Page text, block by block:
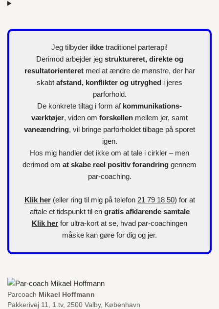
Jeg tilbyder ikke traditionel parterapi!
Derimod arbejder jeg struktureret, direkte og
resultatorienteretmed at ændre de mønstre, der har
skabt afstand, konflikter og utryghed i jeres
parforhold.
De konkrete tiltag i form af kommunikations-
værktøjer, viden om forskellen mellem jer, samt
vaneændring, vil bringe parforholdet tilbage på sporet
igen.
Hos mig handler det ikke om at tale i cirkler – men
derimod om at skabe reel positiv forandring gennem
par-coaching.
Klik her(eller ring til mig på telefon 21 79 18 50) for at
aftale et tidspunkt til en gratis afklarende samtale
Klik her for ultra-kort at se, hvad par-coachingen
måske kan gøre for dig og jer.
Parcoach Mikael Hoffmann
Pakkerivej 11, 1.tv, 2500 Valby, København